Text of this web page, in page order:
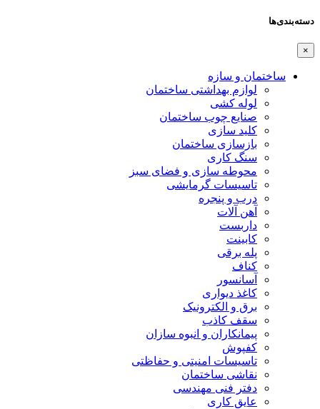
دسته‌بندی‌ها
×
ساختمان و سازه
لوازم بهداشتی ساختمان
لوله کشی
صنایع چوب ساختمان
کلید سازی
بازسازی ساختمان
سنگ کاری
محوطه سازی و فضای سبز
تاسیسات گرمایشی
درب و پنجره
آهن آلات
داربست
کابینت
پله برقی
کناف
آسانسور
کاغذ دیواری
برق و الکترونیک
سقف کاذب
پیمانکاران و انبوه سازان
کفپوش
تاسیسات امنیتی و حفاظتی
نقاشی ساختمان
دفتر فنی مهندسی
عایق کاری